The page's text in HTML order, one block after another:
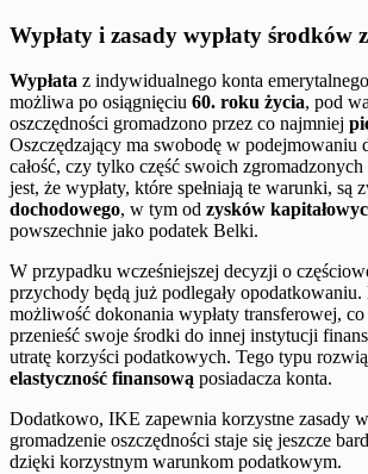
Wypłaty i zasady wypłaty środków
Wypłata z indywidualnego konta
możliwa po osiągnięciu 60. roku życia, pod
oszczędności gromadzono przez co najmniej
Oszczędzający ma swobodę w podejmowaniu
całość, czy tylko część swoich
jest, że wypłaty, które spełniają te warunki, są
dochodowego, w tym od zysków
powszechnie jako podatek Belki.
W przypadku wcześniejszej decyzji o
przychody będą już podlegały opodatkowaniu.
możliwość dokonania wypłaty transferowej, co
przenieść swoje środki do innej instytucji
utratę korzyści podatkowych. Tego typu
elastyczność finansową posiadacza konta.
Dodatkowo, IKE zapewnia korzystne zasady
gromadzenie oszczędności staje się jeszcze
dzięki korzystnym warunkom podatkowym.